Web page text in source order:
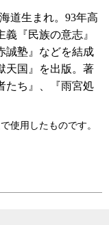
道生まれ。93年高
『民族の意志』
誠塾』などを結成
天国』を出版。著
ち』、『雨宮処
使用したものです。